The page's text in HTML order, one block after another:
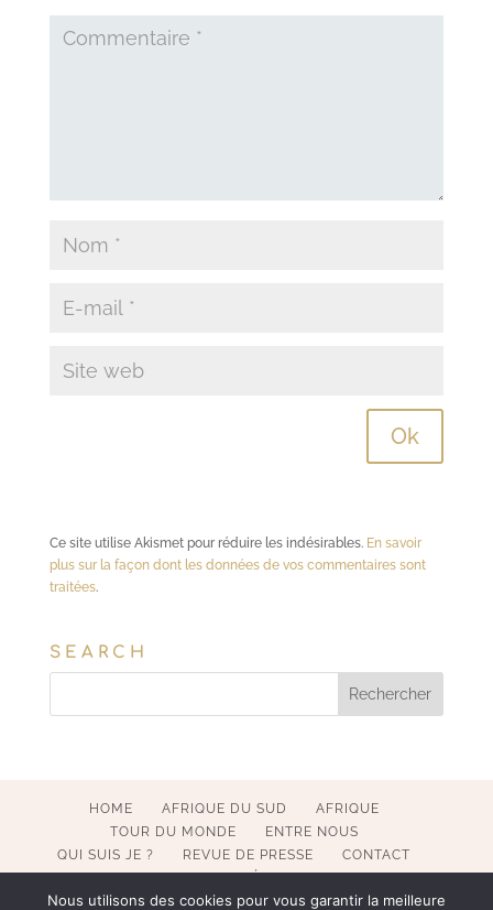
Ce site utilise Akismet pour réduire les indésirables. En savoir
plus sur la façon dont les données de vos commentaires sont
traitées.
SEARCH
HOME AFRIQUE DU SUD
AFRIQUE
TOUR DU MONDE
ENTRE NOUS
QUI SUIS JE ?
REVUE DE PRESSE
CONTACT
Nous utilisons des cookies pour vous garantir la meilleure